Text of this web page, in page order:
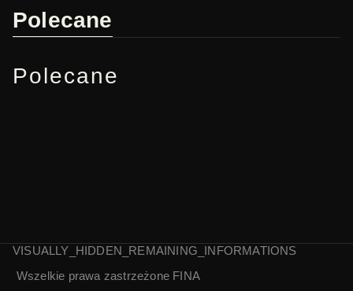
Polecane
Polecane
Pobyt króla
Uroczystość
VISUALLY_HIDDEN_REMAINING_INFORMATIONS
Wszelkie prawa zastrzeżone FINA